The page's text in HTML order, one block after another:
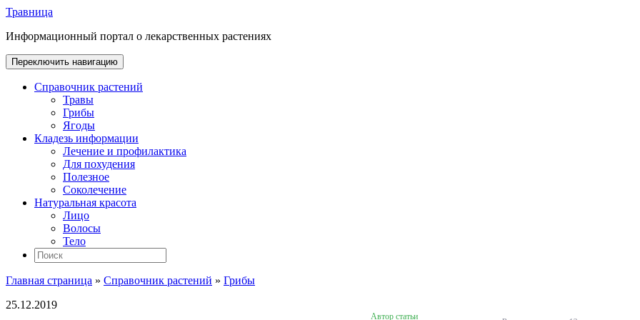
Травница
Информационный портал о лекарственных растениях
Переключить навигацию
Справочник растений
Травы
Грибы
Ягоды
Кладезь информации
Лечение и профилактика
Для похудения
Полезное
Соколечение
Натуральная красота
Лицо
Волосы
Тело
Главная страница » Справочник растений » Грибы
25.12.2019
Автор статьи